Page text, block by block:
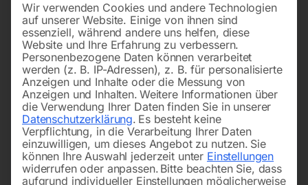
Wir verwenden Cookies und andere Technologien
auf unserer Website. Einige von ihnen sind
essenziell, während andere uns helfen, diese
Website und Ihre Erfahrung zu verbessern.
Personenbezogene Daten können verarbeitet
werden (z. B. IP-Adressen), z. B. für personalisierte
Anzeigen und Inhalte oder die Messung von
Anzeigen und Inhalten. Weitere Informationen über
die Verwendung Ihrer Daten finden Sie in unserer
Datenschutzerklärung. Es besteht keine
Verpflichtung, in die Verarbeitung Ihrer Daten
einzuwilligen, um dieses Angebot zu nutzen. Sie
können Ihre Auswahl jederzeit unter Einstellungen
widerrufen oder anpassen. Bitte beachten Sie, dass
aufgrund individueller Einstellungen möglicherweise